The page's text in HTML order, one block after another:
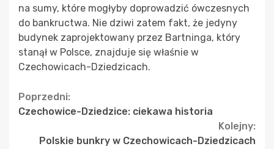
na sumy, które mogłyby doprowadzić ówczesnych
do bankructwa. Nie dziwi zatem fakt, że jedyny
budynek zaprojektowany przez Bartninga, który
stanął w Polsce, znajduje się właśnie w
Czechowicach-Dziedzicach.
Continue
Poprzedni:
Czechowice-Dziedzice: ciekawa historia
Kolejny:
Polskie bunkry w Czechowicach-Dziedzicach